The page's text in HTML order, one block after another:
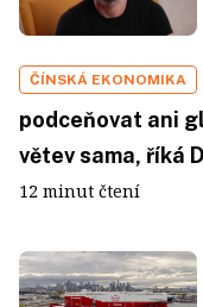
ČÍNSKÁ EKONOMIKA
podceňovat ani
větev sama, říká
12 minut čtení